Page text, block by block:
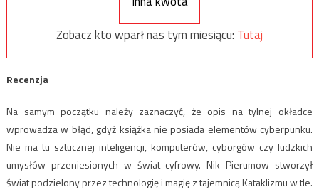
Zobacz kto wparł nas tym miesiącu: Tutaj
Recenzja
Na samym początku należy zaznaczyć, że opis na tylnej okładce
wprowadza w błąd, gdyż książka nie posiada elementów cyberpunku.
Nie ma tu sztucznej inteligencji, komputerów, cyborgów czy ludzkich
umysłów przeniesionych w świat cyfrowy. Nik Pierumow stworzył
świat podzielony przez technologię i magię z tajemnicą Kataklizmu w tle.